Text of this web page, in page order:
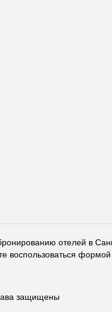
отелей в
воспользоваться
защищены